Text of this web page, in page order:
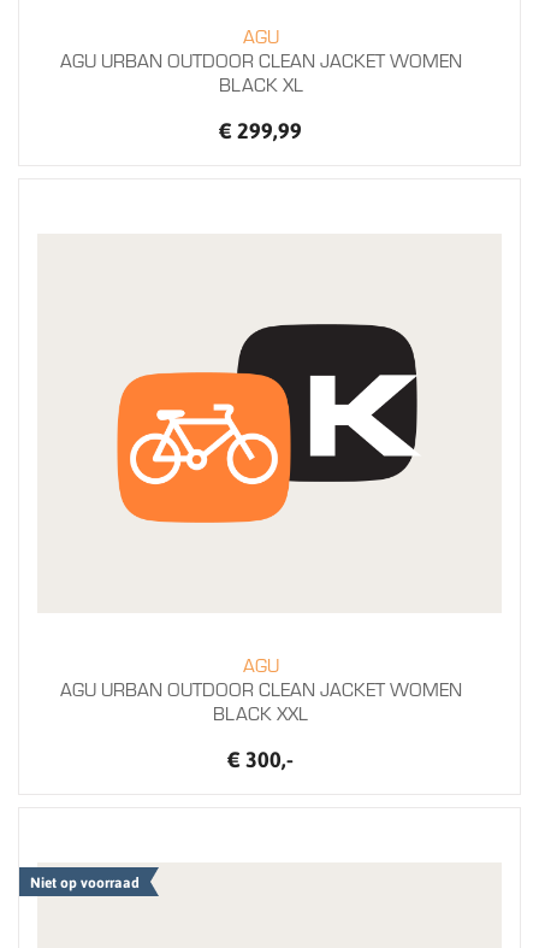
AGU
AGU URBAN OUTDOOR CLEAN JACKET WOMEN
BLACK XL
€ 299,99
AGU
AGU URBAN OUTDOOR CLEAN JACKET WOMEN
BLACK XXL
€ 300,-
Niet op voorraad